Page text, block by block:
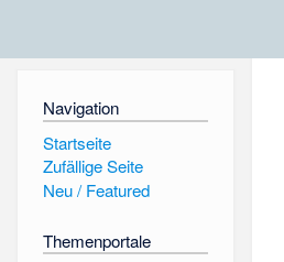
Navigation
Startseite
Zufällige Seite
Neu / Featured
Themenportale